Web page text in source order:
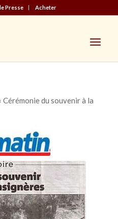
Presse Acheter
du souvenir à la